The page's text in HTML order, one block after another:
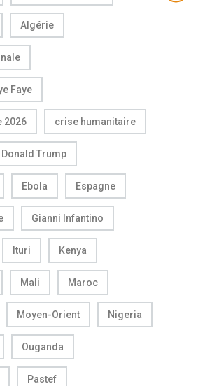
Algérie
Faye
2026 crise humanitaire
Donald Trump
Ebola Espagne
Gianni Infantino
Ituri Kenya
Mali Maroc
Moyen-Orient Nigeria
Ouganda
Pastef